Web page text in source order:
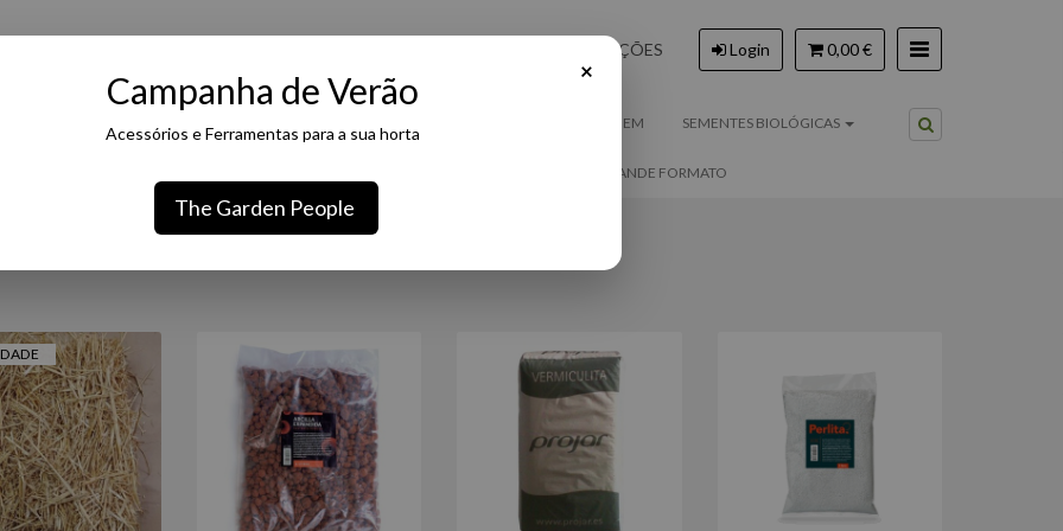
PROMOÇÕES Login 0,00 €
COMPOSTAGEM SEMENTES BIOLÓGICAS
GRANDE FORMATO
×
Campanha de Verão
Acessórios e Ferramentas para a sua horta
The Garden People